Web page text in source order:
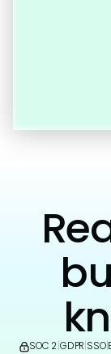
SOC 2 GDPR SSO|